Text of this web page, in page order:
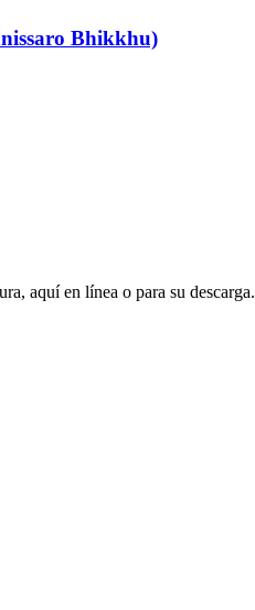
Bhikkhu)
aquí en línea o para su descarga.